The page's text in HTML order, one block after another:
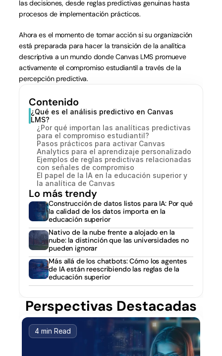
Contenido
¿Qué es el análisis predictivo en Canvas
LMS?
¿Por qué importan las analíticas predictivas
para el compromiso estudiantil?
Pasos prácticos para activar Canvas
Analytics para el aprendizaje personalizado
Ejemplos de reglas predictivas relacionadas
con señales de compromiso
El papel de la IA en la educación superior y
la analítica de Canvas
Lo más trendy
Construcción de datos listos para IA: Por qué
la calidad de los datos importa en la
educación superior
Nativo de la nube frente a alojado en la
nube: la distinción que las universidades no
pueden ignorar
Más allá de los chatbots: Cómo los agentes
de IA están reescribiendo las reglas de la
educación superior
las decisiones, desde reglas predictivas genuinas hasta
procesos de implementación prácticos.
Ahora es el momento de tomar acción si su organización
está preparada para hacer la transición de la analítica
descriptiva a un mundo donde Canvas LMS promueve
activamente el compromiso estudiantil a través de la
percepción predictiva.
Perspectivas Destacadas
4 min Read